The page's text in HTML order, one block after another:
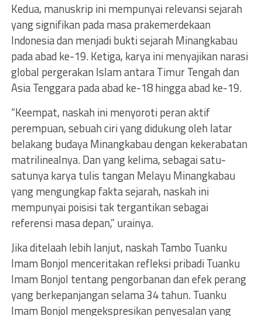
Kedua, manuskrip ini mempunyai relevansi sejarah
yang signifikan pada masa prakemerdekaan
Indonesia dan menjadi bukti sejarah Minangkabau
pada abad ke-19. Ketiga, karya ini menyajikan narasi
global pergerakan Islam antara Timur Tengah dan
Asia Tenggara pada abad ke-18 hingga abad ke-19.
“Keempat, naskah ini menyoroti peran aktif
perempuan, sebuah ciri yang didukung oleh latar
belakang budaya Minangkabau dengan kekerabatan
matrilinealnya. Dan yang kelima, sebagai satu-
satunya karya tulis tangan Melayu Minangkabau
yang mengungkap fakta sejarah, naskah ini
mempunyai poisisi tak tergantikan sebagai
referensi masa depan,” urainya.
Jika ditelaah lebih lanjut, naskah Tambo Tuanku
Imam Bonjol menceritakan refleksi pribadi Tuanku
Imam Bonjol tentang pengorbanan dan efek perang
yang berkepanjangan selama 34 tahun. Tuanku
Imam Bonjol mengekspresikan penyesalan yang